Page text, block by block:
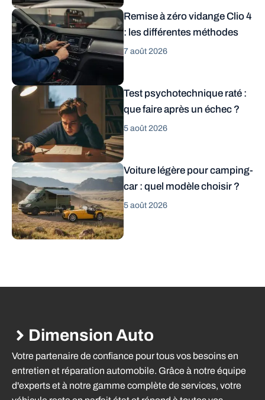
Remise à zéro vidange Clio 4
: les différentes méthodes
7 août 2026
Test psychotechnique raté :
que faire après un échec ?
5 août 2026
Voiture légère pour camping-
car : quel modèle choisir ?
5 août 2026
Dimension Auto
Votre partenaire de confiance pour tous vos besoins en
entretien et réparation automobile. Grâce à notre équipe
d'experts et à notre gamme complète de services, votre